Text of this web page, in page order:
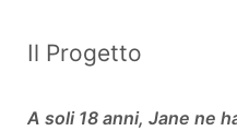
Il Progetto
A soli 18 anni, Jane ne